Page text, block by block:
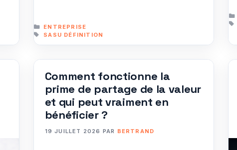
CATÉGORIES
ENTREPRISE
ÉTIQUETTES
SASU DÉFINITION
Comment fonctionne la
prime de partage de la valeur
et qui peut vraiment en
bénéficier ?
19 JUILLET 2026 PAR BERTRAND